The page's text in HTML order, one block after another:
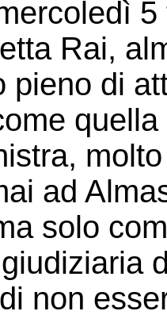
Rai,
pieno di
ad
solo
non